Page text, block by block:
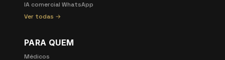
IA comercial WhatsApp
Ver todas →
PARA QUEM
Médicos